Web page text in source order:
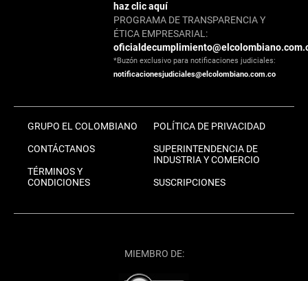
haz clic aquí
PROGRAMA DE TRANSPARENCIA Y
ÉTICA EMPRESARIAL:
*Buzón exclusivo para notificaciones judiciales:
notificacionesjudiciales@elcolombiano.com.co
GRUPO EL COLOMBIANO
CONTÁCTANOS
TÉRMINOS Y
CONDICIONES
POLÍTICA DE PRIVACIDAD
SUPERINTENDENCIA DE
INDUSTRIA Y COMERCIO
SUSCRIPCIONES
MIEMBRO DE: